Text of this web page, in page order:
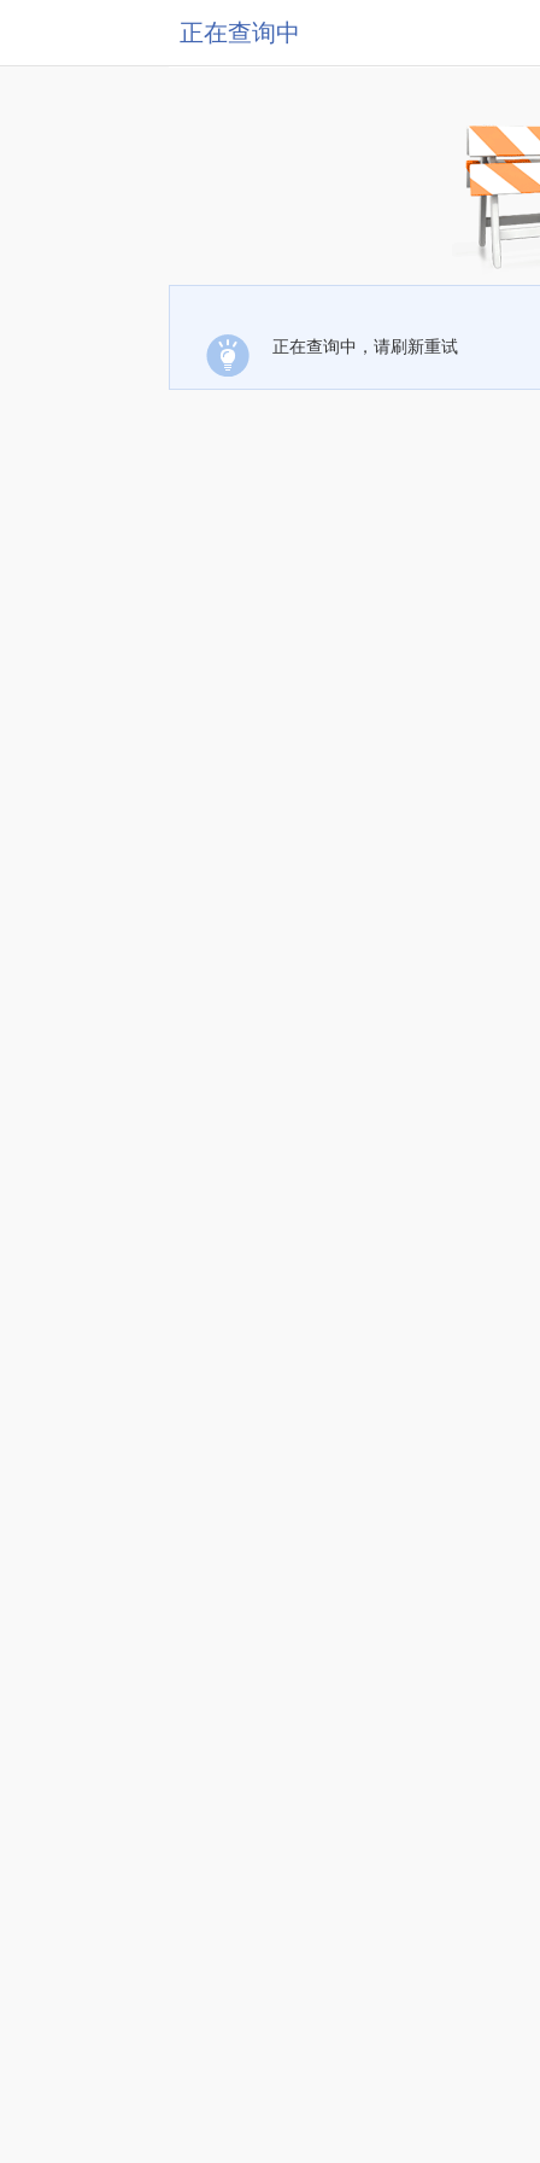
正在查询中
正在查询中，请刷新重试